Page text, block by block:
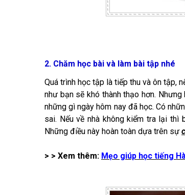
2. Chăm học bài và làm bài tập nhé
Quá trình học tập là tiếp thu và ôn tập,
như bạn sẽ khó thành thạo hơn.
những gì ngày hôm nay đã học. Có
sai. Nếu về nhà không kiểm tra lại
Những điều này hoàn toàn dựa trên sự
> > Xem thêm: Mẹo giúp học tiếng